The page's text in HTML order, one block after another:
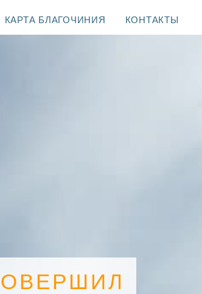
КАРТА БЛАГОЧИНИЯ КОНТАКТЫ